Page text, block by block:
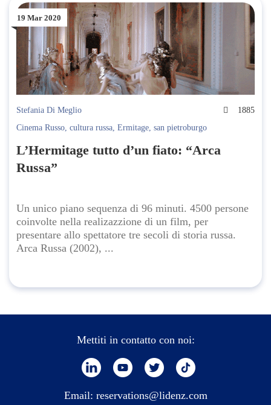
19 Mar 2020
Stefania Di Meglio
1885
Cinema Russo, cultura russa, Ermitage, san pietroburgo
L’Hermitage tutto d’un fiato: “Arca
Russa”
Un unico piano sequenza di 96 minuti. 4500 persone
coinvolte nella realizazzione di un film, per
presentare allo spettatore tre secoli di storia russa.
Arca Russa (2002), ...
Mettiti in contatto con noi:
Email: reservations@lidenz.com